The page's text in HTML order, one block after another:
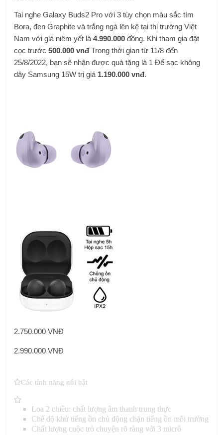
Tai nghe Galaxy Buds2 Pro với 3 tùy chọn màu sắc tím
Bora, đen Graphite và trắng ngà lên kệ tại thị trường Việt
Nam với giá niêm yết là4.990.000 đồng. Khi tham gia đặt
cọc trước500.000 vnđ Trong thời gian từ 11/8 đến
25/8/2022, bạn sẽ nhận được quà tặng là 1 Đế sạc không
dây Samsung 15W trị giá 1.190.000 vnđ.
2.750.000 VNĐ
2.990.000 VNĐ
Các tính năng nổi bật
Loa 2 chiều: chất lượng âm thanh trung thực
Chế độ khử tiếng ồn chủ động chặn tiếng ồn môi trường
Chất lượng cuộc trò chuyện rõ ràng với 3 micrô